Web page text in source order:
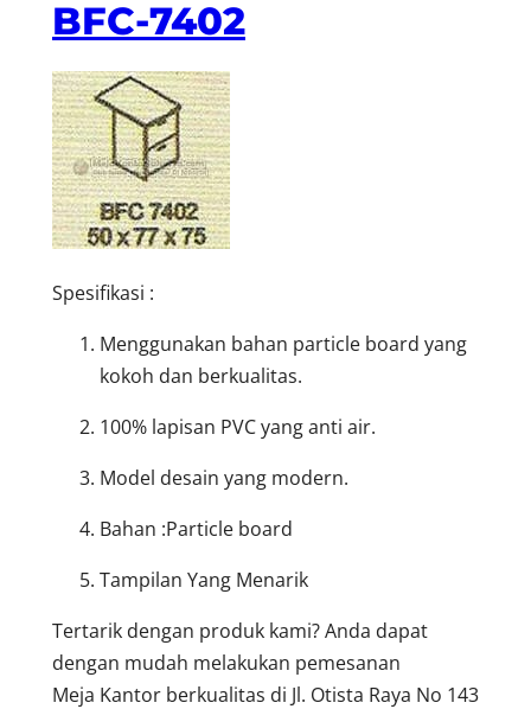
BFC-7402
Spesifikasi :
Menggunakan bahan particle board yang
kokoh dan berkualitas.
100% lapisan PVC yang anti air.
Model desain yang modern.
Bahan :Particle board
Tampilan Yang Menarik
Tertarik dengan produk kami? Anda dapat
dengan mudah melakukan pemesanan
Meja Kantor berkualitas di Jl. Otista Raya No 143